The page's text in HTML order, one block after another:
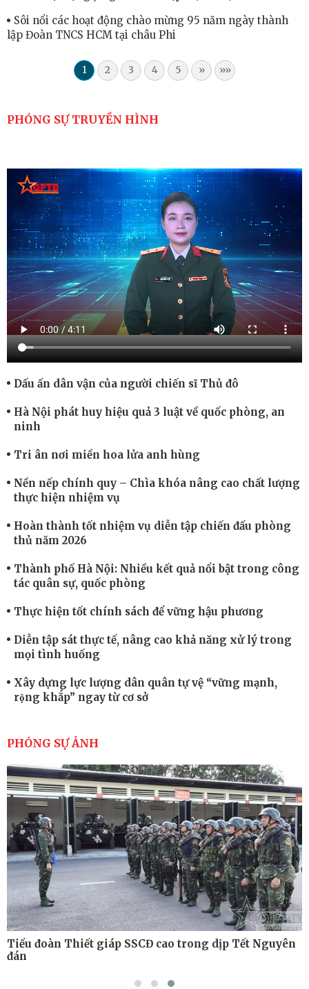
Sôi nổi các hoạt động chào mừng 95 năm ngày thành
lập Đoàn TNCS HCM tại châu Phi
1 2 3 4 5 » »»
PHÓNG SỰ TRUYỀN HÌNH
Dấu ấn dân vận của người chiến sĩ Thủ đô
Hà Nội phát huy hiệu quả 3 luật về quốc phòng, an
ninh
Tri ân nơi miền hoa lửa anh hùng
Nền nếp chính quy – Chìa khóa nâng cao chất lượng
thực hiện nhiệm vụ
Hoàn thành tốt nhiệm vụ diễn tập chiến đấu phòng
thủ năm 2026
Thành phố Hà Nội: Nhiều kết quả nổi bật trong công
tác quân sự, quốc phòng
Thực hiện tốt chính sách để vững hậu phương
Diễn tập sát thực tế, nâng cao khả năng xử lý trong
mọi tình huống
Xây dựng lực lượng dân quân tự vệ “vững mạnh,
rộng khắp” ngay từ cơ sở
cao sức mạnh chiến đấu
Tiểu đoàn Thiết giáp hoàn thành tốt diễn tập chiến
thuật có bắn đạn thật
Nơi sinh viên rèn ý trí, luyện kỹ năng
PHÓNG SỰ ẢNH
Tiểu đoàn Thiết giáp SSCĐ cao trong dịp Tết Nguyên
đán